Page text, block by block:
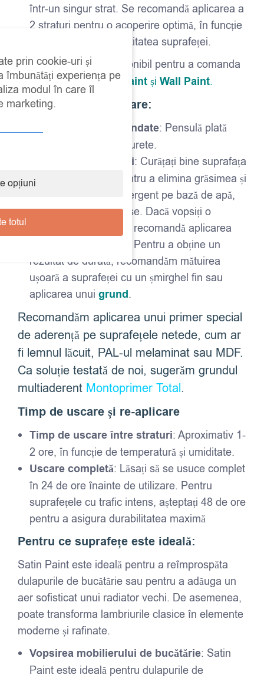
într-un singur strat. Se recomandă aplicarea a
2 straturi pentru o acoperire optimă, în funcție
de culoare și de porozitatea suprafeței.
Paletar de culori
: Disponibil pentru a comanda
culori din gamaSatin Paint și Wall Paint.
Instrucțiuni de aplicare:
Instrumente recomandate: Pensulă plată
sintetică sau rolă cu burete.
Pregătirea suprafeței: Curățați bine suprafața
înainte de vopsire pentru a elimina grăsimea și
praful. Utilizați un detergent pe bază de apă,
precum cel pentru vase. Dacă vopsiți o
suprafață metalică, se recomandă aplicarea
unui grund antirugină. Pentru a obține un
rezultat de durată, recomandăm mătuirea
ușoară a suprafeței cu un șmirghel fin sau
aplicarea unui grund.
Recomandăm aplicarea unui primer special
de aderență pe suprafețele netede, cum ar
fi lemnul lăcuit, PAL-ul melaminat sau MDF.
Ca soluție testată de noi, sugerăm grundul
multiaderent Montoprimer Total.
Timp de uscare și re-aplicare
Timp de uscare între straturi: Aproximativ 1-
2 ore, în funcție de temperatură și umiditate.
Uscare completă: Lăsați să se usuce complet
în 24 de ore înainte de utilizare. Pentru
suprafețele cu trafic intens, așteptați 48 de ore
pentru a asigura durabilitatea maximă
Pentru ce suprafețe este ideală:
Satin Paint este ideală pentru a reîmprospăta
dulapurile de bucătărie sau pentru a adăuga un
aer sofisticat unui radiator vechi. De asemenea,
poate transforma lambriurile clasice în elemente
moderne și rafinate.
Vopsirea mobilierului de bucătărie: Satin
Paint este ideală pentru dulapurile de
prin cookie-uri și
îmbunătăți experiența pe
modul în care îl
marketing.
opțiuni
totul